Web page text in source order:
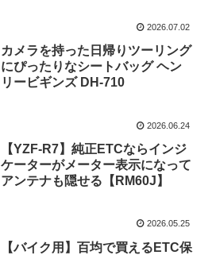
2026.07.02
カメラを持った日帰りツーリング
にぴったりなシートバッグ ヘン
リービギンズ DH-710
2026.06.24
【YZF-R7】純正ETCならインジ
ケーターがメーター表示になって
アンテナも隠せる【RM60J】
2026.05.25
【バイク用】百均で買えるETC保